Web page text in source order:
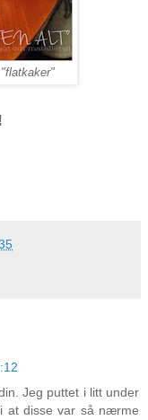
Jeg puttet i litt under
at disse var så nærme